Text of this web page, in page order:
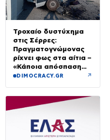
Τροχαίο δυστύχημα
στις Σέρρες:
Πραγματογνώμονας
ρίχνει φως στα αίτια –
«Κάποια απόσπαση
προσοχής, ίσως
DIMOCRACY.GR ↗